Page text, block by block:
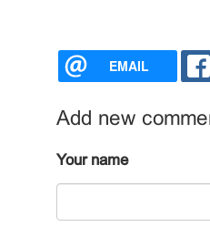
EMAIL
Add new
Your name